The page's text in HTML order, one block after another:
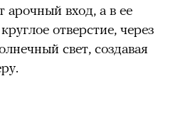
арочный вход, а в ее
отверстие, через
свет, создавая